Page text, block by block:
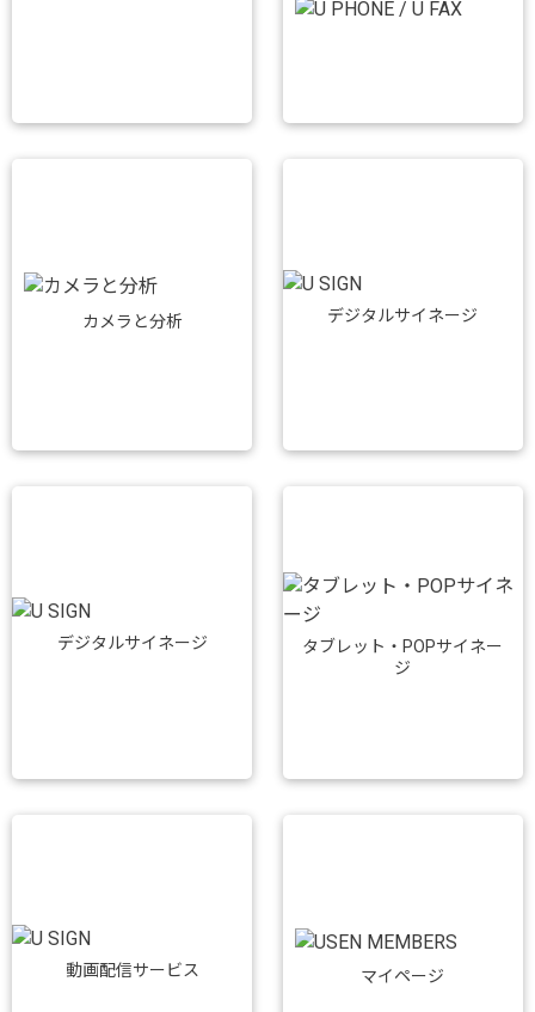
カメラと分析 デジタルサイネージ
デジタルサイネージ
タブレット・POPサイネー
ジ
動画配信サービス マイページ